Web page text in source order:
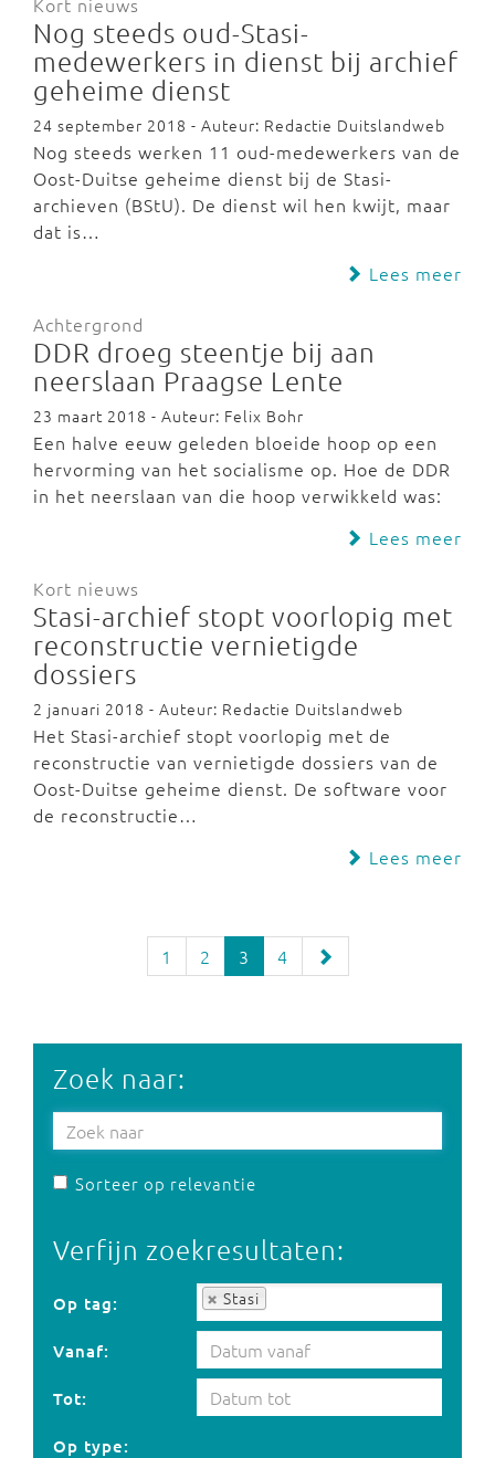
Nog steeds oud-Stasi-
medewerkers in dienst bij archief
geheime dienst
24 september 2018 - Auteur: Redactie Duitslandweb
Nog steeds werken 11 oud-medewerkers van de
Oost-Duitse geheime dienst bij de Stasi-
archieven (BStU). De dienst wil hen kwijt, maar
dat is…
Lees meer
Achtergrond
DDR droeg steentje bij aan
neerslaan Praagse Lente
23 maart 2018 - Auteur: Felix Bohr
Een halve eeuw geleden bloeide hoop op een
hervorming van het socialisme op. Hoe de DDR
in het neerslaan van die hoop verwikkeld was:
Lees meer
Kort nieuws
Stasi-archief stopt voorlopig met
reconstructie vernietigde
dossiers
2 januari 2018 - Auteur: Redactie Duitslandweb
Het Stasi-archief stopt voorlopig met de
reconstructie van vernietigde dossiers van de
Oost-Duitse geheime dienst. De software voor
de reconstructie…
Lees meer
1 2 3 4
Zoek naar:
Sorteer op relevantie
Verfijn zoekresultaten:
Op tag: Stasi
Op tag:
Vanaf:
Tot:
Op type: